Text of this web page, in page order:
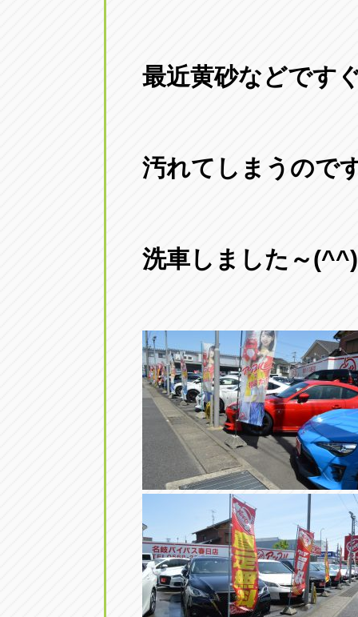
アップル
アップル
アップル
0561-53-
0587-66-
オートフ
052-400-
トラック
059-331-
アップル常滑店
アップル小牧店
アップル尾張旭店
愛知県尾張旭市印場元町5-2-8
愛知県岩倉市大地町長田35-1
オートフレンド
愛知県清須市春日砂賀東114
三重
トラック市四日市店
三重県四日市市午起3丁目1番3
最近黄砂などです
汚れてしまうので
洗車しました～